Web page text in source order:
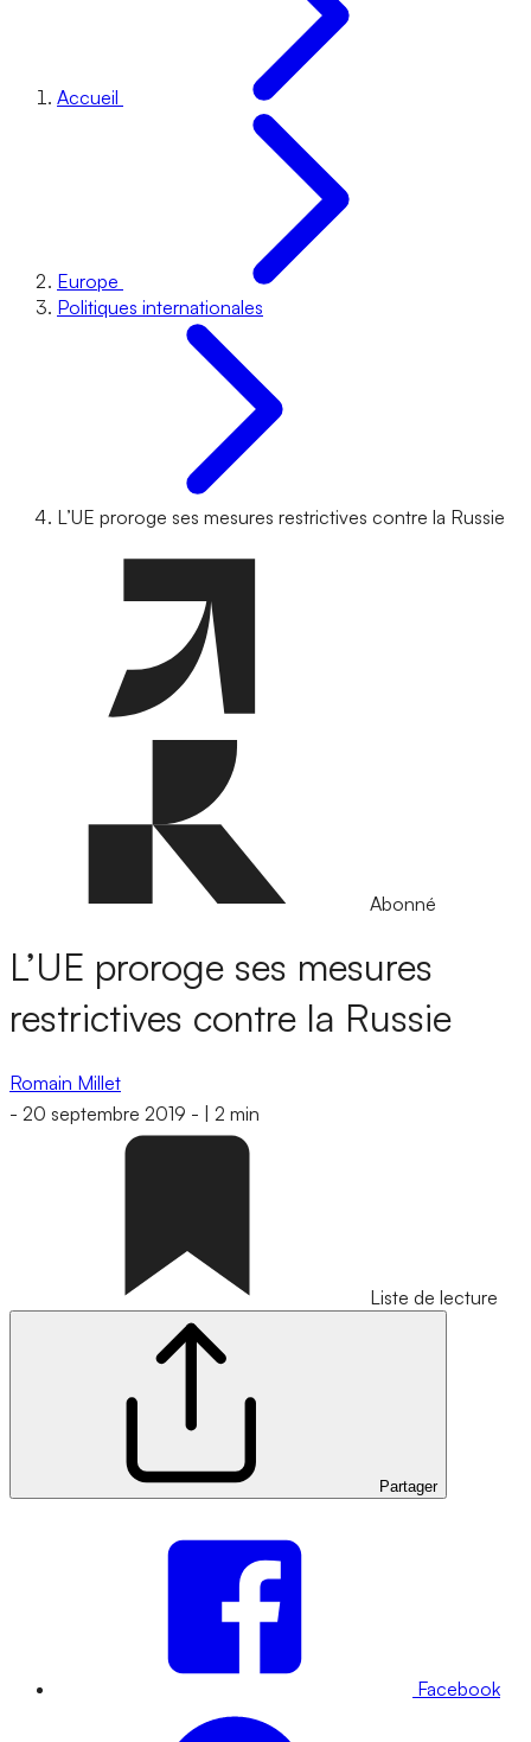
Accueil
Europe
Politiques internationales
L’UE proroge ses mesures restrictives contre la Russie
Abonné
L’UE proroge ses mesures
restrictives contre la Russie
Romain Millet
- 20 septembre 2019 - 2 min
Liste de lecture
Partager
Facebook